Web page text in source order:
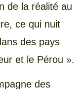
de la réalité au
ce qui nuit
des pays
et le Pérou ».
des